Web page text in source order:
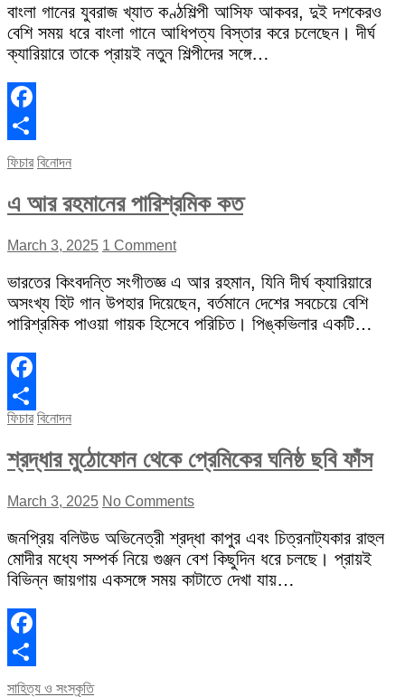
বাংলা গানের যুবরাজ খ্যাত কণ্ঠশিল্পী আসিফ আকবর, দুই দশকেরও
বেশি সময় ধরে বাংলা গানে আধিপত্য বিস্তার করে চলেছেন। দীর্ঘ
ক্যারিয়ারে তাকে প্রায়ই নতুন শিল্পীদের সঙ্গে…
Facebook
Share
ফিচার বিনোদন
এ আর রহমানের পারিশ্রমিক কত
March 3, 2025 1 Comment
ভারতের কিংবদন্তি সংগীতজ্ঞ এ আর রহমান, যিনি দীর্ঘ ক্যারিয়ারে
অসংখ্য হিট গান উপহার দিয়েছেন, বর্তমানে দেশের সবচেয়ে বেশি
পারিশ্রমিক পাওয়া গায়ক হিসেবে পরিচিত। পিঙ্কভিলার একটি…
Facebook
Share
ফিচার বিনোদন
শ্রদ্ধার মুঠোফোন থেকে প্রেমিকের ঘনিষ্ঠ ছবি ফাঁস
March 3, 2025 No Comments
জনপ্রিয় বলিউড অভিনেত্রী শ্রদ্ধা কাপুর এবং চিত্রনাট্যকার রাহুল
মোদীর মধ্যে সম্পর্ক নিয়ে গুঞ্জন বেশ কিছুদিন ধরে চলছে। প্রায়ই
বিভিন্ন জায়গায় একসঙ্গে সময় কাটাতে দেখা যায়…
Facebook
Share
সাহিত্য ও সংস্কৃতি